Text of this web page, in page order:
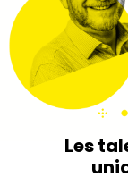
Les